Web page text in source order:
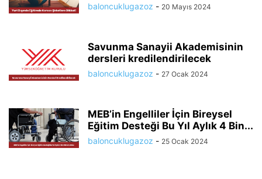
baloncuklugazoz - 20 Mayıs 2024
Savunma Sanayii Akademisinin
dersleri kredilendirilecek
baloncuklugazoz - 27 Ocak 2024
MEB’in Engelliler İçin Bireysel
Eğitim Desteği Bu Yıl Aylık 4 Bin...
baloncuklugazoz - 25 Ocak 2024